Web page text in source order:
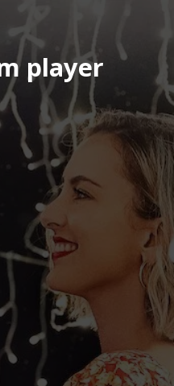
player